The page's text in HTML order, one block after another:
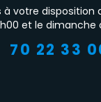
votre disposition
et le dimanche
70 22 33